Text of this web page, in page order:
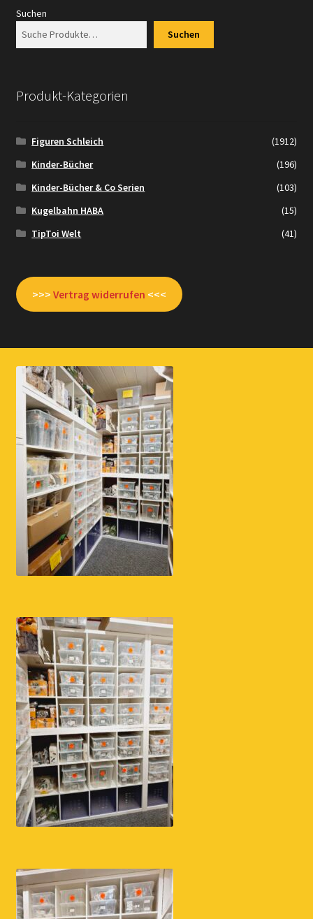
Suchen
Suchen
Produkt-Kategorien
Figuren Schleich
(1912)
Kinder-Bücher
(196)
Kinder-Bücher & Co Serien
(103)
Kugelbahn HABA
(15)
TipToi Welt
(41)
>>> Vertrag widerrufen <<<